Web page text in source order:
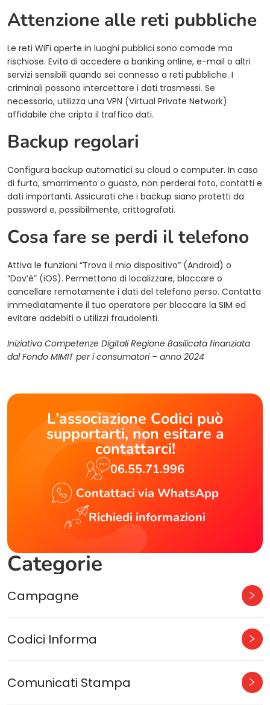
Attenzione alle reti pubbliche
Le reti WiFi aperte in luoghi pubblici sono comode ma
rischiose. Evita di accedere a banking online, e-mail o altri
servizi sensibili quando sei connesso a reti pubbliche. I
criminali possono intercettare i dati trasmessi. Se
necessario, utilizza una VPN (Virtual Private Network)
affidabile che cripta il traffico dati.
Backup regolari
Configura backup automatici su cloud o computer. In caso
di furto, smarrimento o guasto, non perderai foto, contatti e
dati importanti. Assicurati che i backup siano protetti da
password e, possibilmente, crittografati.
Cosa fare se perdi il telefono
Attiva le funzioni “Trova il mio dispositivo” (Android) o
“Dov’è” (iOS). Permettono di localizzare, bloccare o
cancellare remotamente i dati del telefono perso. Contatta
immediatamente il tuo operatore per bloccare la SIM ed
evitare addebiti o utilizzi fraudolenti.
Iniziativa Competenze Digitali Regione Basilicata finanziata
dal Fondo MIMIT per i consumatori – anno 2024
L’associazione Codici può
supportarti, non esitare a
contattarci!
06.55.71.996
Contattaci via WhatsApp
Richiedi informazioni
Categorie
Campagne
Codici Informa
Comunicati Stampa